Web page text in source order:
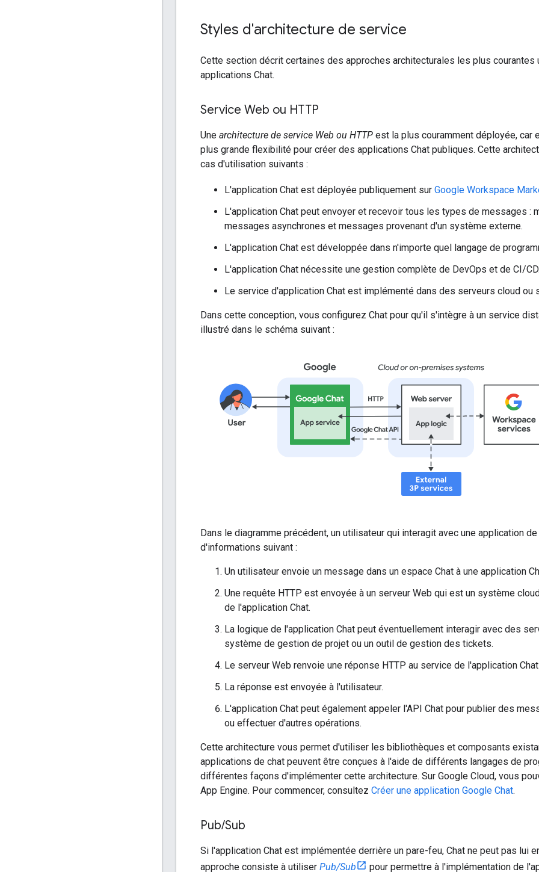
Styles d'architecture de service
Cette section décrit certaines des approches architecturales les plus
applications Chat.
Service Web ou HTTP
Une architecture de service Web ou HTTP est la plus couramment déployée, car
plus grande flexibilité pour créer des applications Chat publiques. Cette
cas d'utilisation suivants :
L'application Chat est déployée publiquement sur Google Workspace
L'application Chat peut envoyer et recevoir tous les types de messages :
messages asynchrones et messages provenant d'un système externe.
L'application Chat est développée dans n'importe quel langage de
L'application Chat nécessite une gestion complète de DevOps et de CI/CD.
Le service d'application Chat est implémenté dans des serveurs cloud ou
Dans cette conception, vous configurez Chat pour qu'il s'intègre à un service
illustré dans le schéma suivant :
Dans le diagramme précédent, un utilisateur qui interagit avec une application
d'informations suivant :
Un utilisateur envoie un message dans un espace Chat à une application
Une requête HTTP est envoyée à un serveur Web qui est un système
de l'application Chat.
La logique de l'application Chat peut éventuellement interagir avec des
système de gestion de projet ou un outil de gestion des tickets.
Le serveur Web renvoie une réponse HTTP au service de l'application Chat
La réponse est envoyée à l'utilisateur.
L'application Chat peut également appeler l'API Chat pour publier des
ou effectuer d'autres opérations.
Cette architecture vous permet d'utiliser les bibliothèques et composants
applications de chat peuvent être conçues à l'aide de différents langages de
différentes façons d'implémenter cette architecture. Sur Google Cloud, vous
App Engine. Pour commencer, consultez Créer une application Google Chat.
Pub/Sub
Si l'application Chat est implémentée derrière un pare-feu, Chat ne peut pas lui
approche consiste à utiliser Pub/Sub pour permettre à l'implémentation de